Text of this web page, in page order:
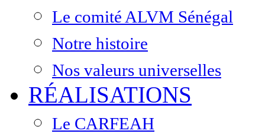
Le comité ALVM Sénégal
Notre histoire
Nos valeurs universelles
RÉALISATIONS
Le CARFEAH